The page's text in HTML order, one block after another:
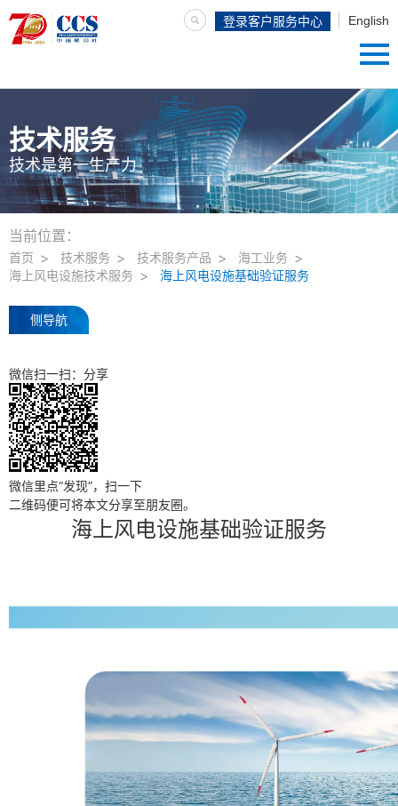
English
登录客户服务中心
技术服务
技术是第一生产力
当前位置：
首页 技术服务 技术服务产品
海工业务
海上风电设施技术服务
海上风电设施基础验证服务
侧导航
微信扫一扫：分享
微信里点“发现”，扫一下
二维码便可将本文分享至朋友圈。
海上风电设施基础验证服务